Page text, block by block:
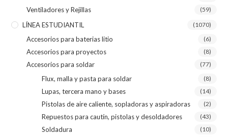
Ventiladores y Rejillas (59)
LÍNEA ESTUDIANTIL (1070)
Accesorios para baterias litio (6)
Accesorios para proyectos (8)
Accesorios para soldar (77)
Flux, malla y pasta para soldar (8)
Lupas, tercera mano y bases (14)
Pistolas de aire caliente, sopladoras y aspiradoras (2)
Repuestos para cautín, pistolas y desoldadores (43)
Soldadura (10)